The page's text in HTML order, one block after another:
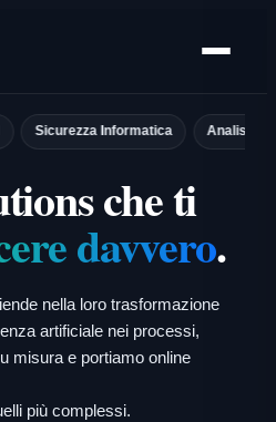
Informatica Analisi dei Dati
che ti
davvero.
nella loro trasformazione
artificiale nei processi,
misura e portiamo online
più complessi.